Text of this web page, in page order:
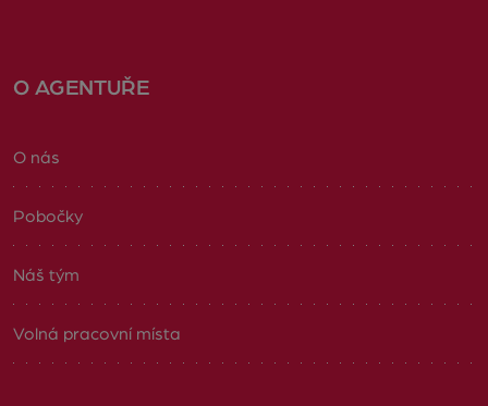
O AGENTUŘE
O nás
Pobočky
Náš tým
Volná pracovní místa